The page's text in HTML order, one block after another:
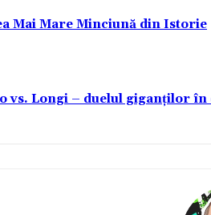
Mai Mare Minciună din Istorie
vs. Longi – duelul giganților în